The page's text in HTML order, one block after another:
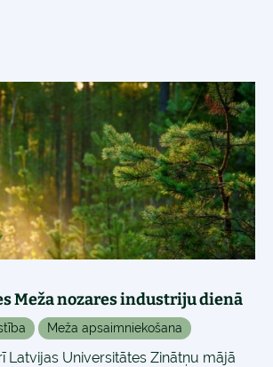
Meža nozares industriju dienā
Meža apsaimniekošana
Latvijas Universitātes Zinātņu mājā